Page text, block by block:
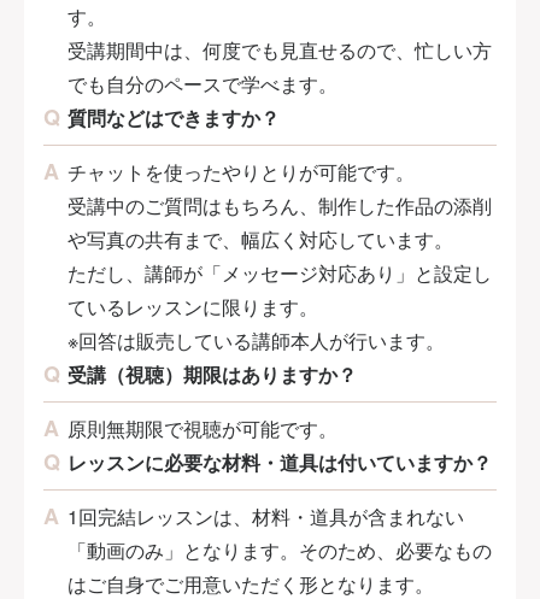
す。
受講期間中は、何度でも見直せるので、忙しい方
でも自分のペースで学べます。
質問などはできますか？
チャットを使ったやりとりが可能です。
受講中のご質問はもちろん、制作した作品の添削
や写真の共有まで、幅広く対応しています。
ただし、講師が「メッセージ対応あり」と設定し
ているレッスンに限ります。
※回答は販売している講師本人が行います。
受講（視聴）期限はありますか？
原則無期限で視聴が可能です。
レッスンに必要な材料・道具は付いていますか？
1回完結レッスンは、材料・道具が含まれない
「動画のみ」となります。そのため、必要なもの
はご自身でご用意いただく形となります。